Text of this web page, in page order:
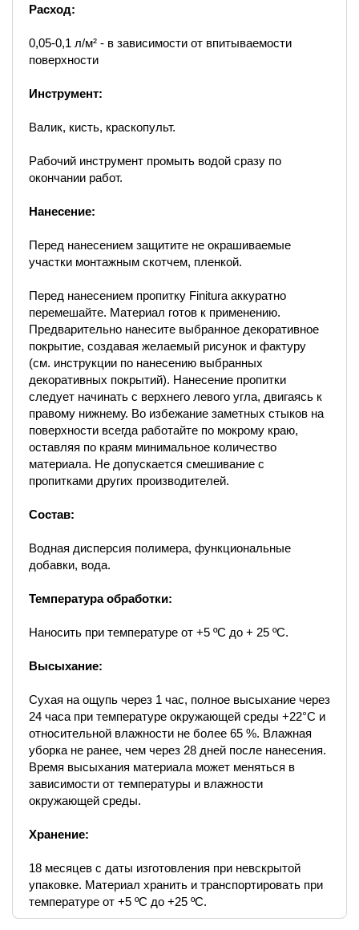
Расход:
0,05-0,1 л/м² - в зависимости от впитываемости
поверхности
Инструмент:
Валик, кисть, краскопульт.
Рабочий инструмент промыть водой сразу по
окончании работ.
Нанесение:
Перед нанесением защитите не окрашиваемые
участки монтажным скотчем, пленкой.
Перед нанесением пропитку Finitura аккуратно
перемешайте. Материал готов к применению.
Предварительно нанесите выбранное декоративное
покрытие, создавая желаемый рисунок и фактуру
(см. инструкции по нанесению выбранных
декоративных покрытий). Нанесение пропитки
следует начинать с верхнего левого угла, двигаясь к
правому нижнему. Во избежание заметных стыков на
поверхности всегда работайте по мокрому краю,
оставляя по краям минимальное количество
материала. Не допускается смешивание с
пропитками других производителей.
Состав:
Водная дисперсия полимера, функциональные
добавки, вода.
Температура обработки:
Наносить при температуре от +5 ºС до + 25 ºС.
Высыхание:
Сухая на ощупь через 1 час, полное высыхание через
24 часа при температуре окружающей среды +22°С и
относительной влажности не более 65 %. Влажная
уборка не ранее, чем через 28 дней после нанесения.
Время высыхания материала может меняться в
зависимости от температуры и влажности
окружающей среды.
Хранение:
18 месяцев с даты изготовления при невскрытой
упаковке. Материал хранить и транспортировать при
температуре от +5 ºС до +25 ºС.